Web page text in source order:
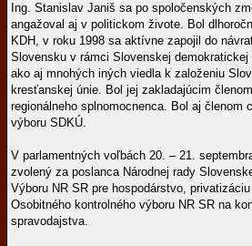
Ing. Stanislav Janiš sa po spoločenských
angažoval aj v politickom živote. Bol
KDH, v roku 1998 sa aktívne zapojil do
Slovensku v rámci Slovenskej
ako aj mnohých iných viedla k založeniu
kresťanskej únie. Bol jej zakladajúcim
regionálneho splnomocnenca. Bol aj členom
výboru SDKÚ.
V parlamentných voľbách 20. – 21.
zvolený za poslanca Národnej rady
Výboru NR SR pre hospodárstvo,
Osobitného kontrolného výboru NR SR na
spravodajstva.